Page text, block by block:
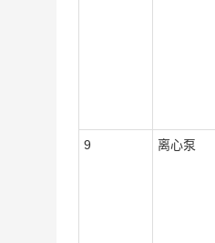
9 离心泵